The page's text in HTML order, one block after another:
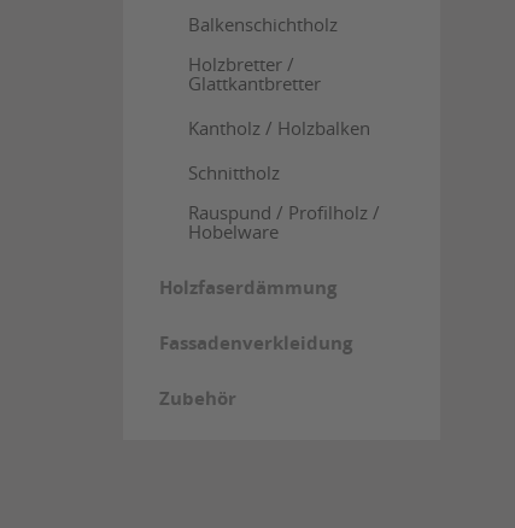
Balkenschichtholz
Holzbretter /
Glattkantbretter
Kantholz / Holzbalken
Schnittholz
Rauspund / Profilholz /
Hobelware
Holzfaserdämmung
Fassadenverkleidung
Zubehör